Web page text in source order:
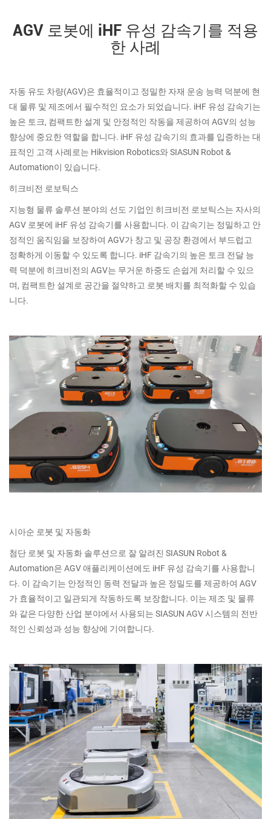
AGV 로봇에 iHF 유성 감속기를 적용
한 사례
자동 유도 차량(AGV)은 효율적이고 정밀한 자재 운송 능력 덕분에 현
대 물류 및 제조에서 필수적인 요소가 되었습니다. iHF 유성 감속기는
높은 토크, 컴팩트한 설계 및 안정적인 작동을 제공하여 AGV의 성능
향상에 중요한 역할을 합니다. iHF 유성 감속기의 효과를 입증하는 대
표적인 고객 사례로는 Hikvision Robotics와 SIASUN Robot &
Automation이 있습니다.
히크비전 로보틱스
지능형 물류 솔루션 분야의 선도 기업인 히크비전 로보틱스는 자사의
AGV 로봇에 iHF 유성 감속기를 사용합니다. 이 감속기는 정밀하고 안
정적인 움직임을 보장하여 AGV가 창고 및 공장 환경에서 부드럽고
정확하게 이동할 수 있도록 합니다. iHF 감속기의 높은 토크 전달 능
력 덕분에 히크비전의 AGV는 무거운 하중도 손쉽게 처리할 수 있으
며, 컴팩트한 설계로 공간을 절약하고 로봇 배치를 최적화할 수 있습
니다.
시아순 로봇 및 자동화
첨단 로봇 및 자동화 솔루션으로 잘 알려진 SIASUN Robot &
Automation은 AGV 애플리케이션에도 iHF 유성 감속기를 사용합니
다. 이 감속기는 안정적인 동력 전달과 높은 정밀도를 제공하여 AGV
가 효율적이고 일관되게 작동하도록 보장합니다. 이는 제조 및 물류
와 같은 다양한 산업 분야에서 사용되는 SIASUN AGV 시스템의 전반
적인 신뢰성과 성능 향상에 기여합니다.